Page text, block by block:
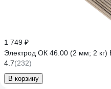
1 749 ₽
Электрод ОК 46.00 (2 мм; 2 кг)
4.7(232)
В корзину